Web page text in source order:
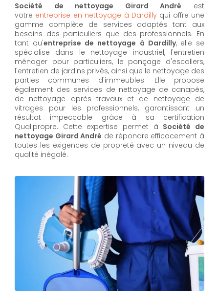
Société de nettoyage Girard André est
votre entreprise en nettoyage à Dardillyqui offre une
gamme complète de services adaptés tant aux
besoins des particuliers que des professionnels. En
tant qu'entreprise de nettoyage à Dardilly, elle se
spécialise dans le nettoyage industriel, l'entretien
ménager pour particuliers, le ponçage d'escaliers,
l'entretien de jardins privés, ainsi que le nettoyage des
parties communes d'immeubles. Elle propose
également des services de nettoyage de canapés,
de nettoyage après travaux et de nettoyage de
vitrages pour les professionnels, garantissant un
résultat impeccable grâce à sa certification
Qualipropre. Cette expertise permet à Société de
nettoyage Girard André de répondre efficacement à
toutes les exigences de propreté avec un niveau de
qualité inégalé.